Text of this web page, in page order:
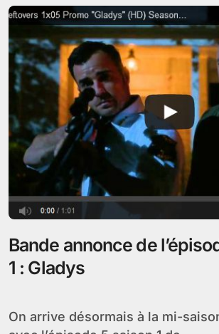
Bande annonce de
1 : Gladys
On arrive désormais à la mi-saison de la série